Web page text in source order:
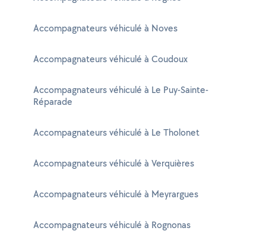
Accompagnateurs véhiculé à Noves
Accompagnateurs véhiculé à Coudoux
Accompagnateurs véhiculé à Le Puy-Sainte-
Réparade
Accompagnateurs véhiculé à Le Tholonet
Accompagnateurs véhiculé à Verquières
Accompagnateurs véhiculé à Meyrargues
Accompagnateurs véhiculé à Rognonas